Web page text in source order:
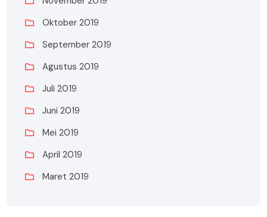
Oktober 2019
September 2019
Agustus 2019
Juli 2019
Juni 2019
Mei 2019
April 2019
Maret 2019